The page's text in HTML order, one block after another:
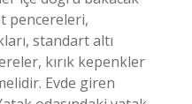
pencereleri,
standart altı
kırık kepenkler
Evde giren